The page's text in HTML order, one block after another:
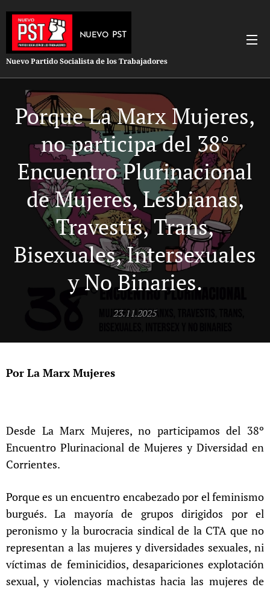
NUEVO PST
Nuevo Partido Socialista de los Trabajadores
Porque La Marx Mujeres,
no participa del 38°
Encuentro Plurinacional
de Mujeres, Lesbianas,
Travestis, Trans,
Bisexuales, Intersexuales
y No Binaries.
23.11.2025
Por La Marx Mujeres
Desde La Marx Mujeres, no participamos del 38º
Encuentro Plurinacional de Mujeres y Diversidad en
Corrientes.
Porque es un encuentro encabezado por el feminismo
burgués. La mayoría de grupos dirigidos por el
peronismo y la burocracia sindical de la CTA que no
representan a las mujeres y diversidades sexuales, ni
víctimas de feminicidios, desapariciones explotación
sexual, y violencias machistas hacia las mujeres de